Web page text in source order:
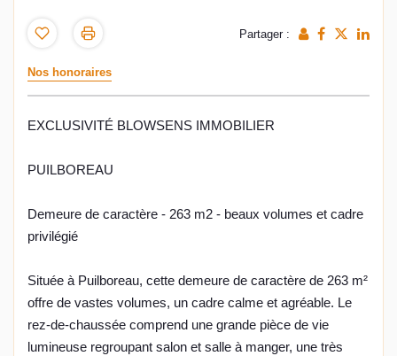
Partager :
Nos honoraires
EXCLUSIVITÉ BLOWSENS IMMOBILIER
PUILBOREAU
Demeure de caractère - 263 m2 - beaux volumes et cadre
privilégié
Située à Puilboreau, cette demeure de caractère de 263 m²
offre de vastes volumes, un cadre calme et agréable. Le
rez-de-chaussée comprend une grande pièce de vie
lumineuse regroupant salon et salle à manger, une très